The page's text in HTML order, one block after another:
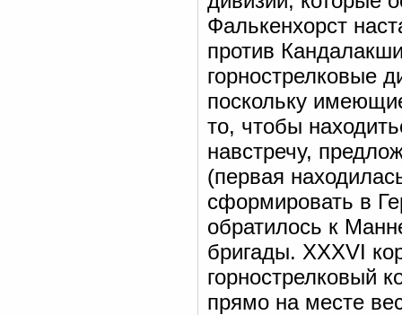
Фалькенхорст
против
горнострелковые
поскольку
то, чтобы
навстречу,
(первая
сформировать в
обратилось к
бригады. XXXVI
горнострелковый
прямо на месте